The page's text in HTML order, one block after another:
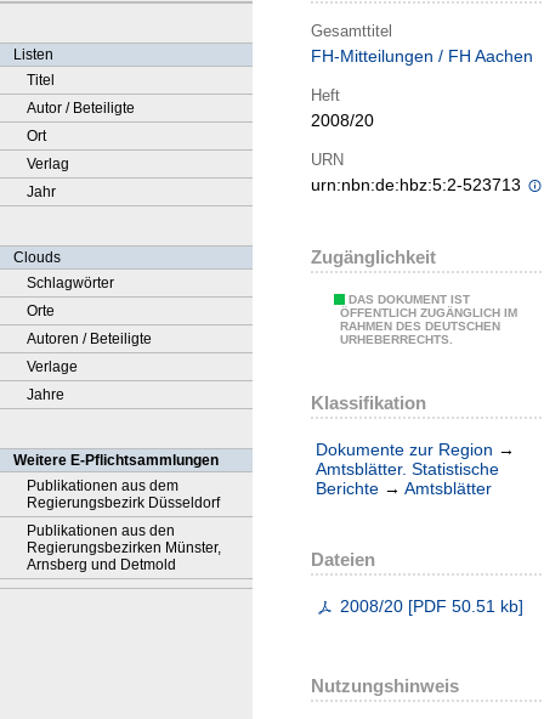
Listen
Titel
Autor / Beteiligte
Ort
Verlag
Jahr
Clouds
Schlagwörter
Orte
Autoren / Beteiligte
Verlage
Jahre
Weitere E-Pflichtsammlungen
Publikationen aus dem
Regierungsbezirk Düsseldorf
Publikationen aus den
Regierungsbezirken Münster,
Arnsberg und Detmold
Gesamttitel
FH-Mitteilungen / FH Aachen
Heft
2008/20
URN
urn:nbn:de:hbz:5:2-523713
Zugänglichkeit
DAS DOKUMENT IST
ÖFFENTLICH ZUGÄNGLICH IM
RAHMEN DES DEUTSCHEN
URHEBERRECHTS.
Klassifikation
Dokumente zur Region →
Amtsblätter. Statistische
Berichte → Amtsblätter
Dateien
2008/20 [PDF 50.51 kb]
Nutzungshinweis